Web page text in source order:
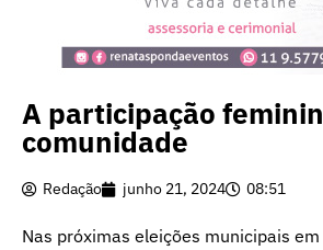
A participação
comunidade
Redação junho 21, 2024 08:51
Nas próximas eleições municipais